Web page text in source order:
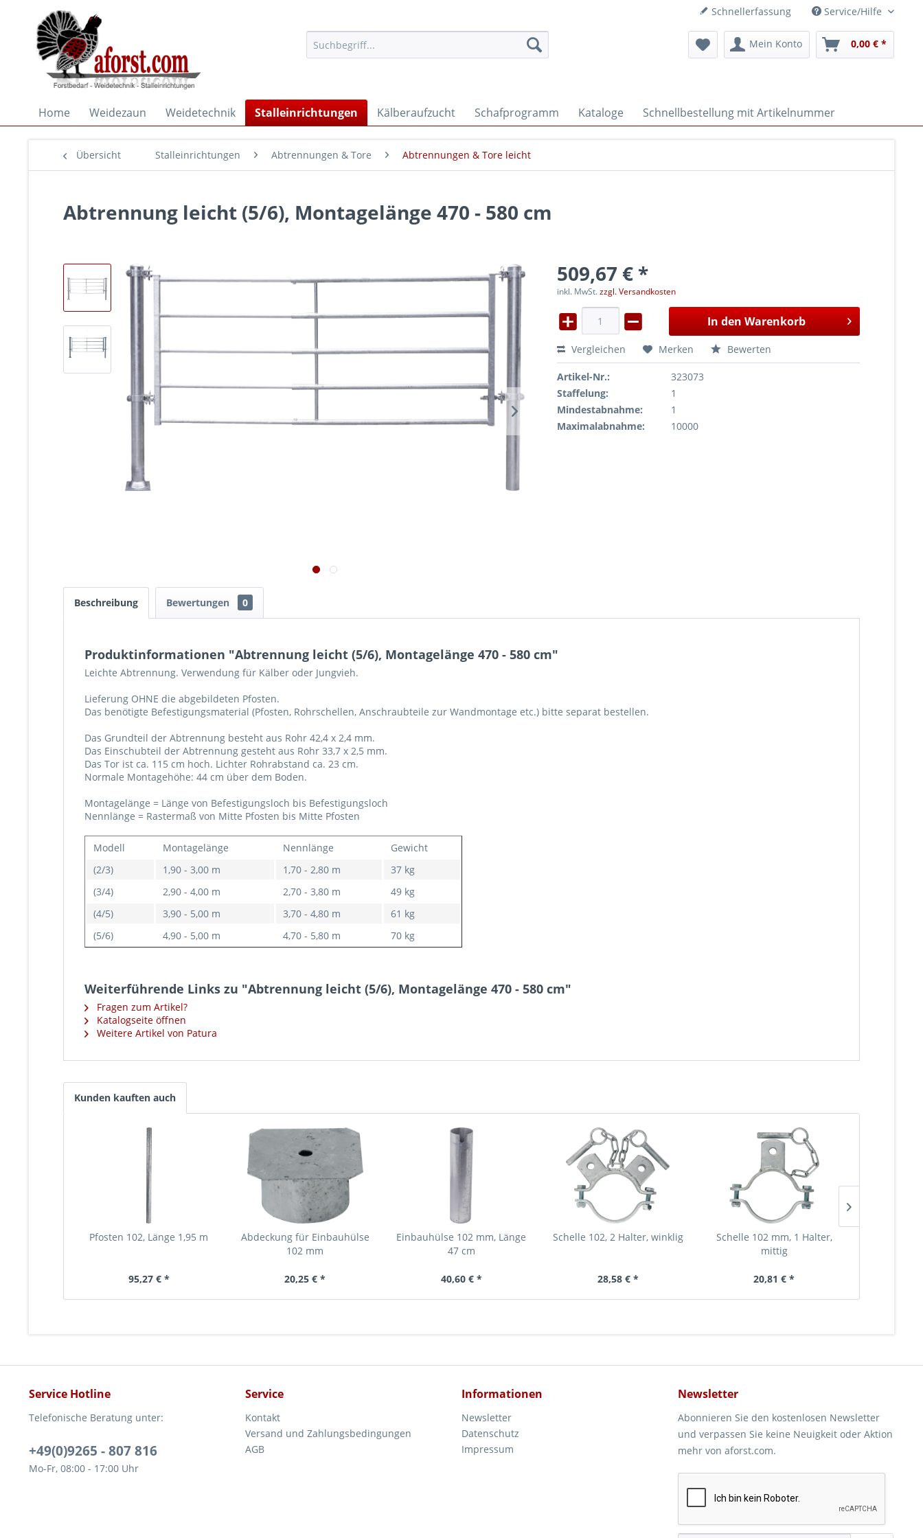
Schnellerfassung Service/Hilfe
Mein Konto 0,00 € *
Home Weidezaun Weidetechnik Stalleinrichtungen Kälberaufzucht Schafprogramm Kataloge Schnellbestellung mit Artikelnummer
Übersicht Stalleinrichtungen Abtrennungen & Tore Abtrennungen & Tore leicht
Abtrennung leicht (5/6), Montagelänge 470 - 580 cm
509,67 € *
inkl. MwSt.zzgl. Versandkosten
In den Warenkorb
Vergleichen Merken Bewerten
Artikel-Nr.:
323073
Staffelung:
1
Mindestabnahme:
1
Maximalabnahme:
10000
Beschreibung Bewertungen 0
Produktinformationen "Abtrennung leicht (5/6), Montagelänge 470 - 580 cm"
Leichte Abtrennung. Verwendung für Kälber oder Jungvieh.
Lieferung OHNE die abgebildeten Pfosten.
Das benötigte Befestigungsmaterial (Pfosten, Rohrschellen, Anschraubteile zur Wandmontage etc.) bitte separat bestellen.
Das Grundteil der Abtrennung besteht aus Rohr 42,4 x 2,4 mm.
Das Einschubteil der Abtrennung gesteht aus Rohr 33,7 x 2,5 mm.
Das Tor ist ca. 115 cm hoch. Lichter Rohrabstand ca. 23 cm.
Normale Montagehöhe: 44 cm über dem Boden.
Montagelänge = Länge von Befestigungsloch bis Befestigungsloch
Nennlänge = Rastermaß von Mitte Pfosten bis Mitte Pfosten
Modell Montagelänge Nennlänge
Gewicht
(2/3)
1,90 - 3,00 m 1,70 - 2,80 m
37 kg
(3/4)
2,90 - 4,00 m 2,70 - 3,80 m
49 kg
(4/5)
3,90 - 5,00 m 3,70 - 4,80 m
61 kg
(5/6)
4,90 - 5,00 m 4,70 - 5,80 m 70 kg
Weiterführende Links zu "Abtrennung leicht (5/6), Montagelänge 470 - 580 cm"
Fragen zum Artikel?
Katalogseite öffnen
Weitere Artikel von Patura
Kunden kauften auch
Pfosten 102, Länge 1,95 m
95,27 € *
Abdeckung für Einbauhülse
102 mm
20,25 € *
Einbauhülse 102 mm, Länge
47 cm
40,60 € *
Schelle 102, 2 Halter, winklig
28,58 € *
Schelle 102 mm, 1 Halter,
mittig
20,81 € *
Service Hotline
Telefonische Beratung unter:
+49(0)9265 - 807 816
Mo-Fr, 08:00 - 17:00 Uhr
Service
Kontakt
Versand und Zahlungsbedingungen
AGB
Informationen
Newsletter
Datenschutz
Impressum
Newsletter
Abonnieren Sie den kostenlosen Newsletter
und verpassen Sie keine Neuigkeit oder Aktion
mehr von aforst.com.